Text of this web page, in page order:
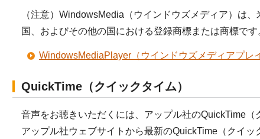
（注意）WindowsMedia（ウインドウズメディア）は
国、およびその他の国における登録商標または商標です
WindowsMediaPlayer（ウインドウズメディアプレ
QuickTime（クイックタイム）
音声をお聴きいただくには、アップル社のQuickTime（
アップル社ウェブサイトから最新のQuickTime（クイ